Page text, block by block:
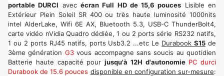
portable DURCI avec écran Full HD de 15,6 pouces Lisible en
Extérieur Plein Soleil SR 400 ou très haute luminosité 1000nits
intel AlderLake, Wifi 6E AX, Bluetooth 5.3, USB-C ThunderBolt4,
carte vidéo nVidia Quadro dédiée, 1 ou 2 ports série RS232 natifs,
1 ou 2 ports RJ45 natifs, ports Usb3.2 ...etc Le DurabookS15 de
3ème génération G3vous accompagne sans soucis au quotidien
Batterie haute capacité pour jusqu'à 12H d'autonomie PC durci
Durabook de 15.6 pouces disponible en configuration sur-mesure: